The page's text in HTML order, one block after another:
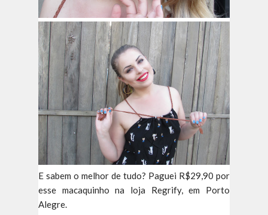
E sabem o melhor de tudo? Paguei R$29,90 por
esse macaquinho na loja Regrify, em Porto
Alegre.